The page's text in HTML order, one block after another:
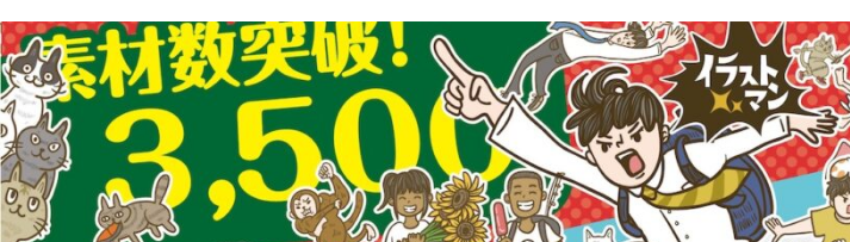
人
物
イ
ラ
を
ダ
ウ
ン
ロ
ー
ド